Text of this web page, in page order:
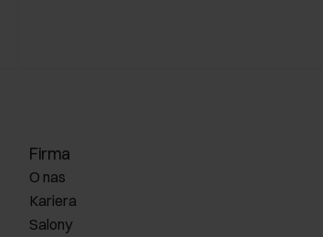
Firma
O nas
Kariera
Salony